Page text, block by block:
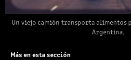
Un viejo camión transporta alimentos
Argentina.
Más en esta sección